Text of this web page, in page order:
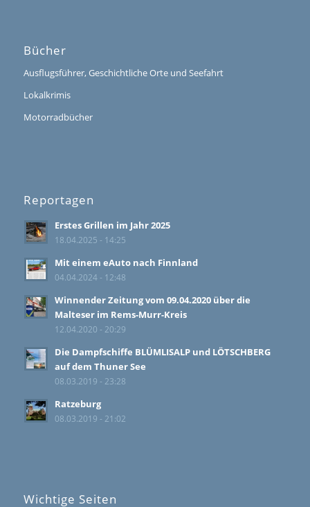
Bücher
Ausflugsführer, Geschichtliche Orte und Seefahrt
Lokalkrimis
Motorradbücher
Reportagen
Erstes Grillen im Jahr 2025
18.04.2025 - 14:25
Mit einem eAuto nach Finnland
04.04.2024 - 12:48
Winnender Zeitung vom 09.04.2020 über die
Malteser im Rems-Murr-Kreis
12.04.2020 - 20:29
Die Dampfschiffe BLÜMLISALP und LÖTSCHBERG
auf dem Thuner See
08.03.2019 - 23:28
Ratzeburg
08.03.2019 - 21:02
Wichtige Seiten